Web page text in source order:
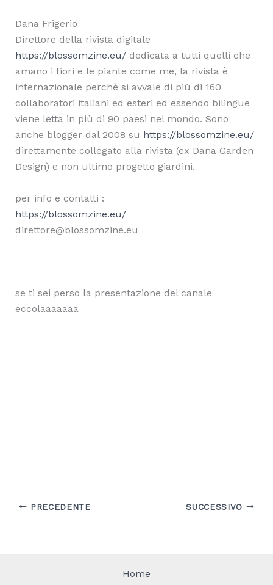
Dana Frigerio
Direttore della rivista digitale
https://blossomzine.eu/dedicata a tutti quelli che
amano i fiori e le piante come me, la rivista è
internazionale perchè si avvale di più di 160
collaboratori italiani ed esteri ed essendo bilingue
viene letta in più di 90 paesi nel mondo. Sono
anche blogger dal 2008 su https://blossomzine.eu/
direttamente collegato alla rivista (ex Dana Garden
Design) e non ultimo progetto giardini.
per info e contatti :
https://blossomzine.eu/
direttore@blossomzine.eu
se ti sei perso la presentazione del canale
eccolaaaaaaa
PRECEDENTE SUCCESSIVO
Home